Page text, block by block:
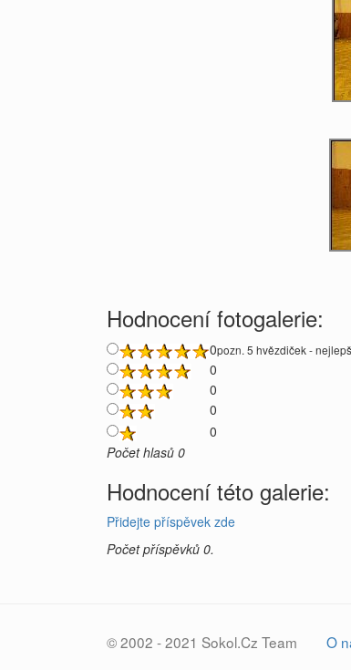
Hodnocení fotogalerie:
0pozn. 5 hvězdiček -
0
0
0
0
Počet hlasů 0
Hodnocení této galerie:
Přidejte příspěvek zde
Počet příspěvků 0.
© 2002 - 2021 Sokol.Cz Team O